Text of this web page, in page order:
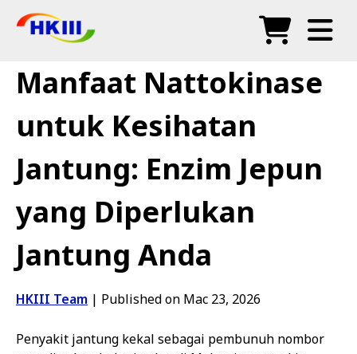
Soalan Lazim
Blog
Agen Sah
Kedai
Manfaat Nattokinase
untuk Kesihatan
Jantung: Enzim Jepun
yang Diperlukan
Jantung Anda
HKIII Team | Published on Mac 23, 2026
Penyakit jantung kekal sebagai pembunuh nombor